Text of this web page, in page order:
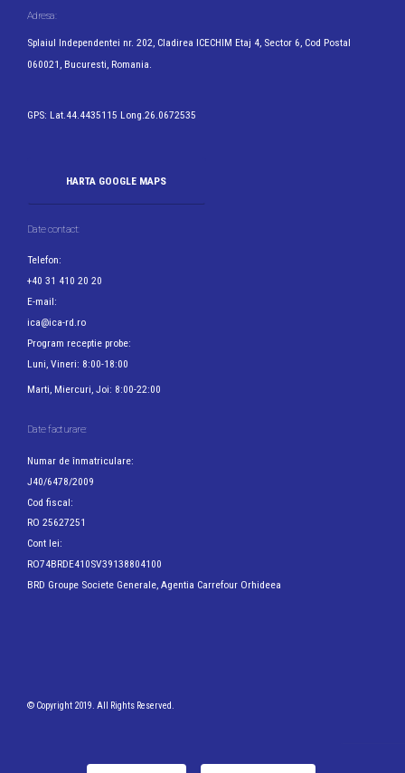
Adresa:
Splaiul Independentei nr. 202, Cladirea ICECHIM Etaj 4, Sector 6, Cod Postal
060021, Bucuresti, Romania.
GPS: Lat.44.4435115 Long.26.0672535
HARTA GOOGLE MAPS
Date contact:
Telefon:
+40 31 410 20 20
E-mail:
ica@ica-rd.ro
Program receptie probe:
Luni, Vineri: 8:00-18:00
Marti, Miercuri, Joi: 8:00-22:00
Date facturare:
Numar de înmatriculare:
J40/6478/2009
Cod fiscal:
RO 25627251
Cont lei:
RO74BRDE410SV39138804100
BRD Groupe Societe Generale, Agentia Carrefour Orhideea
© Copyright 2019. All Rights Reserved.